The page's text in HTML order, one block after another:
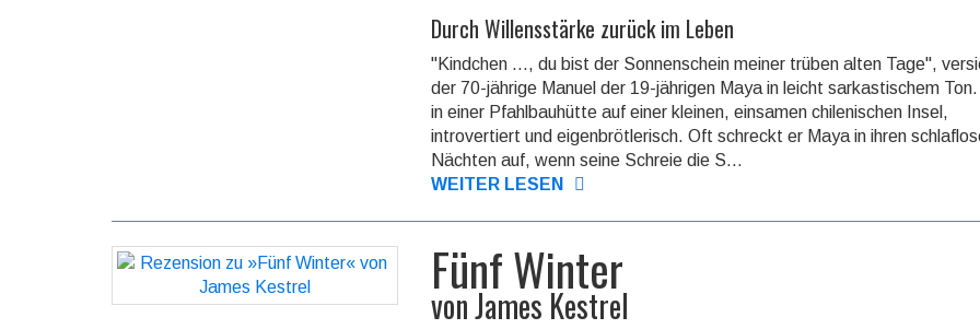
Durch Willensstärke zurück im Leben
"Kindchen ..., du bist der Sonnenschein meiner trüben alten Tage",
der 70-jährige Manuel der 19-jährigen Maya in leicht sarkastischem
in einer Pfahlbauhütte auf einer kleinen, einsamen chilenischen Insel,
introvertiert und eigenbrötlerisch. Oft schreckt er Maya in ihren
Nächten auf, wenn seine Schreie die S...
WEITER LESEN
Fünf Winter
vonJames Kestrel